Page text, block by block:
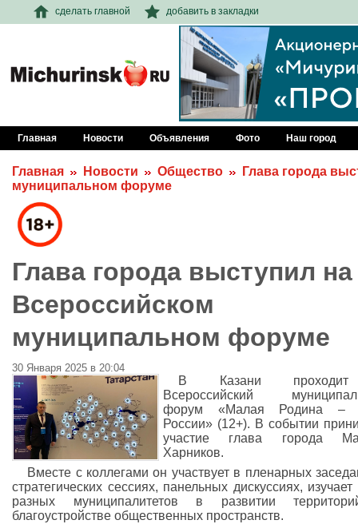
сделать главной добавить в закладки
Главная Новости Объявления Фото Наш город
Главная Новости Общество
Глава города
муниципальном форуме
Глава города выступил на
Всероссийском
муниципальном форуме
30 Января 2025 в 20:04
В Казани
Всероссийский
форум «Малая Родина –
России» (12+). В событии
участие глава города
Харников.
Вместе с коллегами он участвует в пленарных
стратегических сессиях, панельных дискуссиях,
разных муниципалитетов в развитии
благоустройстве общественных пространств.